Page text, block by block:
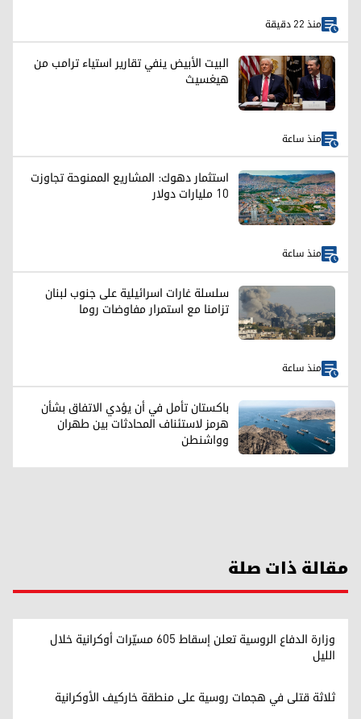
منذ 22 دقيقة
البيت الأبيض ينفي تقارير استياء ترامب من
هيغسيث
منذ ساعة
استثمار دهوك: المشاريع الممنوحة تجاوزت
10 مليارات دولار
منذ ساعة
سلسلة غارات اسرائيلية على جنوب لبنان
تزامنا مع استمرار مفاوضات روما
منذ ساعة
باكستان تأمل في أن يؤدي الاتفاق بشأن
هرمز لاستئناف المحادثات بين طهران
وواشنطن
مقالة ذات صلة
وزارة الدفاع الروسية تعلن إسقاط 605 مسيّرات أوكرانية خلال
الليل
ثلاثة قتلى في هجمات روسية على منطقة خاركيف الأوكرانية